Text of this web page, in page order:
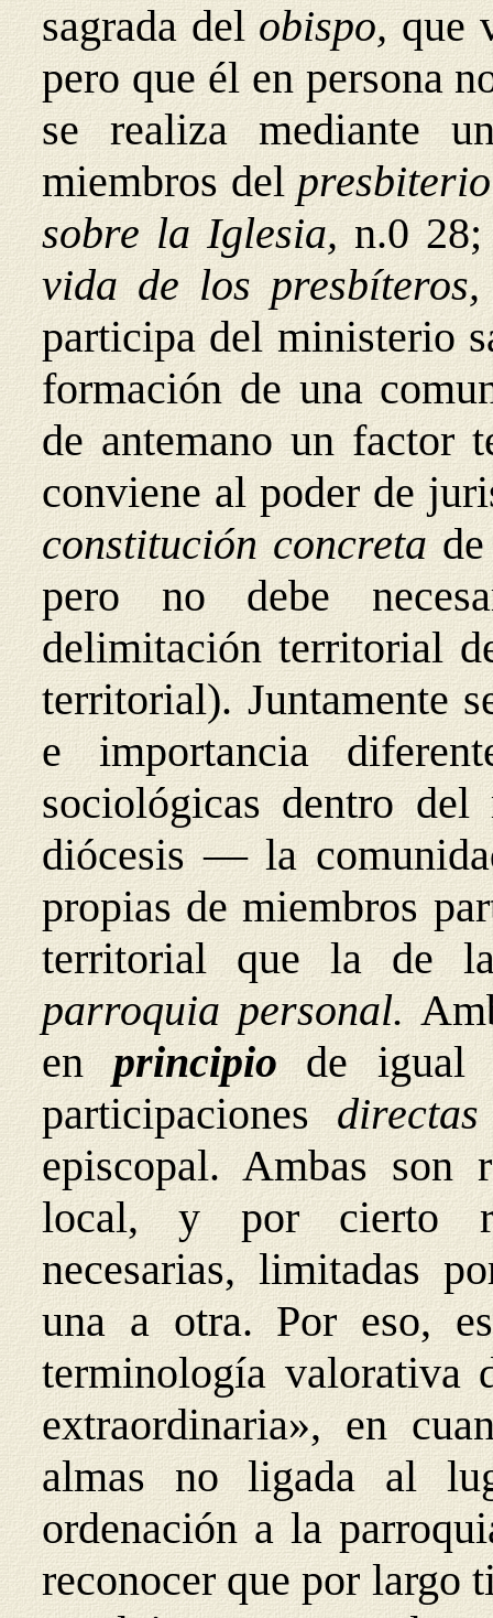
sagrada del obispo,que
pero que él en persona
se realiza mediante
miembros del
sobre la Iglesia, n.0
vida de los
participa del ministerio
formación de una
de antemano un factor
conviene al poder de
constitución concreta
pero no debe
delimitación territorial
territorial). Juntamente
e importancia
sociológicas dentro
diócesis — la
propias de miembros
territorial que la de
parroquia personal.
enprincipiode igual
participaciones
episcopal. Ambas son
local, y por cierto
necesarias, limitadas
una a otra. Por eso,
terminología valorativa
extraordinaria», en
almas no ligada al
ordenación a la
reconocer que por largo